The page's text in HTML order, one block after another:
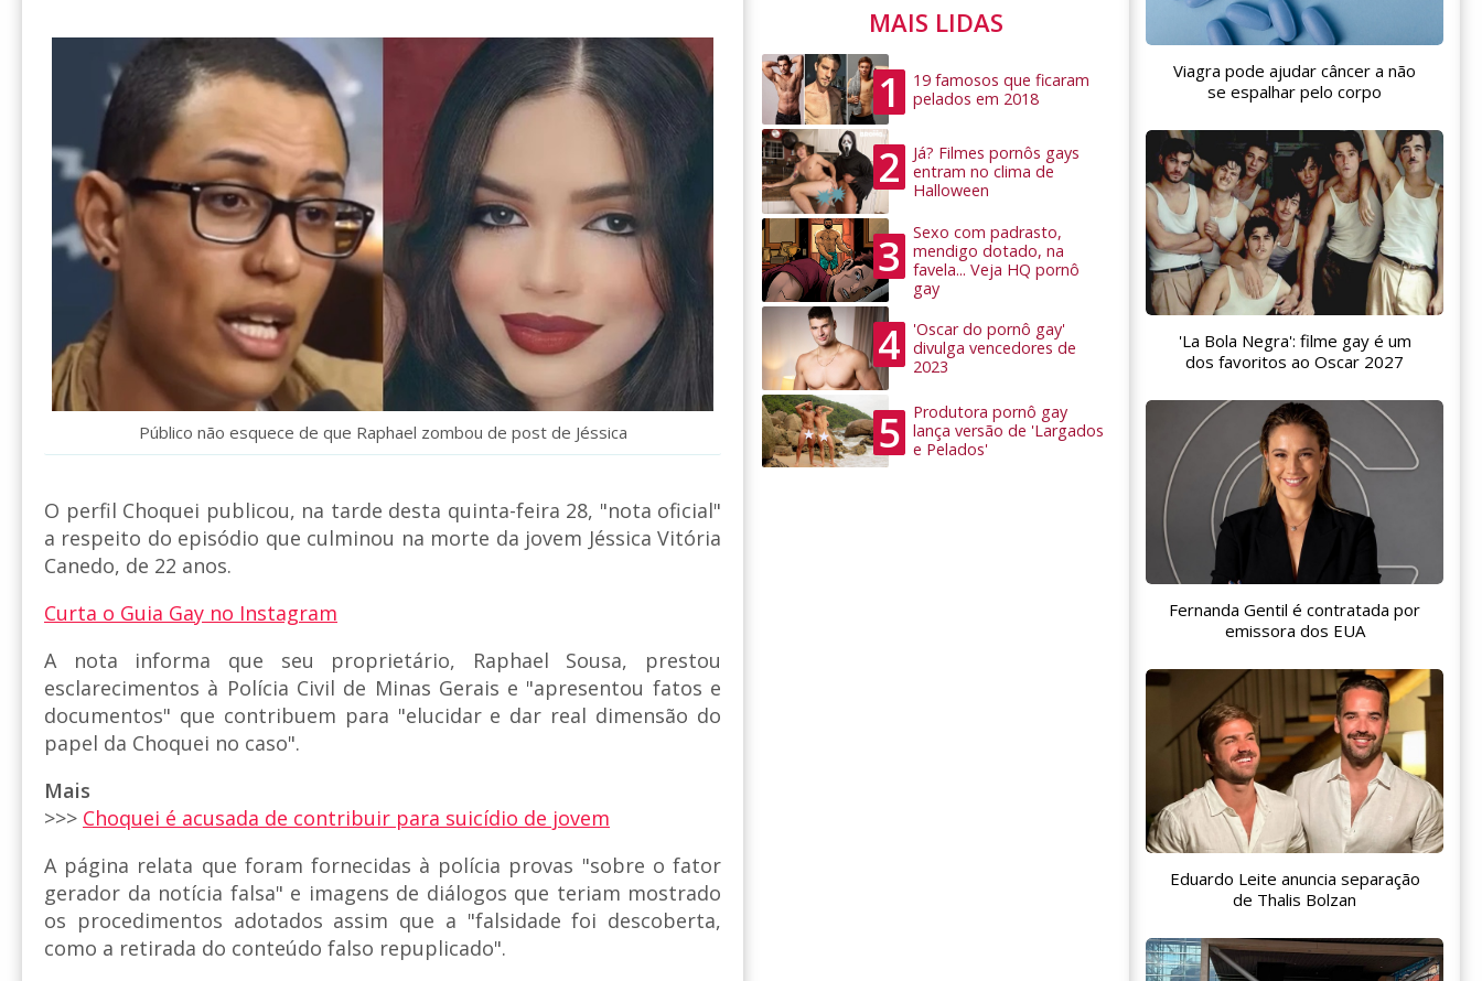
Público não esquece de que Raphael zombou de post de Jéssica
O perfil Choquei publicou, na tarde desta quinta-feira 28, "nota oficial"
a respeito do episódio que culminou na morte da jovem Jéssica Vitória
Canedo, de 22 anos.
Curta o Guia Gay no Instagram
A nota informa que seu proprietário, Raphael Sousa, prestou
esclarecimentos à Polícia Civil de Minas Gerais e "apresentou fatos e
documentos" que contribuem para "elucidar e dar real dimensão do
papel da Choquei no caso".
Mais
>>> Choquei é acusada de contribuir para suicídio de jovem
A página relata que foram fornecidas à polícia provas "sobre o fator
gerador da notícia falsa" e imagens de diálogos que teriam mostrado
os procedimentos adotados assim que a "falsidade foi descoberta,
como a retirada do conteúdo falso repuplicado".
MAIS LIDAS
1
19 famosos que ficaram
pelados em 2018
2
Já? Filmes pornôs gays
entram no clima de
Halloween
3
Sexo com padrasto,
mendigo dotado, na
favela... Veja HQ pornô
gay
4
'Oscar do pornô gay'
divulga vencedores de
2023
5
Produtora pornô gay
lança versão de 'Largados
e Pelados'
Viagra pode ajudar câncer a não
se espalhar pelo corpo
'La Bola Negra': filme gay é um
dos favoritos ao Oscar 2027
Fernanda Gentil é contratada por
emissora dos EUA
Eduardo Leite anuncia separação
de Thalis Bolzan